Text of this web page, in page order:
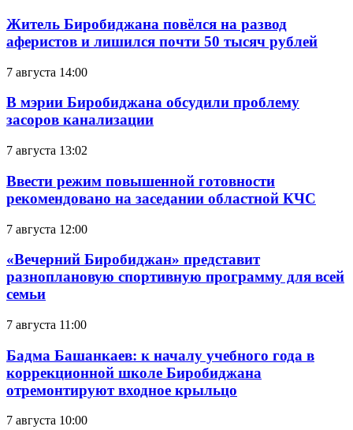
Житель Биробиджана повёлся на развод
аферистов и лишился почти 50 тысяч рублей
7 августа 14:00
В мэрии Биробиджана обсудили проблему
засоров канализации
7 августа 13:02
Ввести режим повышенной готовности
рекомендовано на заседании областной КЧС
7 августа 12:00
«Вечерний Биробиджан» представит
разноплановую спортивную программу для всей
семьи
7 августа 11:00
Бадма Башанкаев: к началу учебного года в
коррекционной школе Биробиджана
отремонтируют входное крыльцо
7 августа 10:00